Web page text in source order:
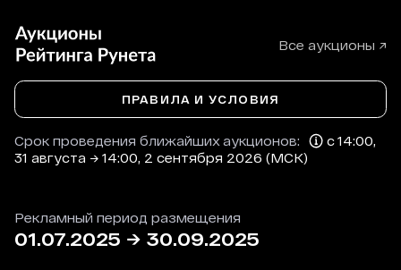
Все аукционы ↗
Срок проведения ближайших аукционов:
с 14:00,
31 августа → 14:00, 2 сентября 2026 (МСК)
ПРАВИЛА И УСЛОВИЯ
Рекламный период размещения
01.07.2025 → 30.09.2025